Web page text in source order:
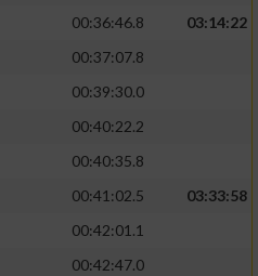
00:36:46.8
03:14:22
00:37:07.8
00:39:30.0
00:40:22.2
00:40:35.8
00:41:02.5
03:33:58
00:42:01.1
00:42:47.0